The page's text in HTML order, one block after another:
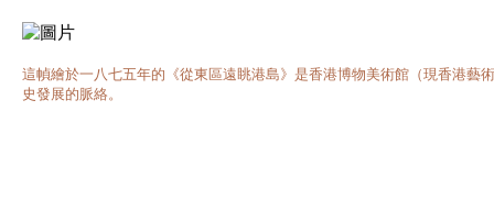
這幀繪於一八七五年的《從東區遠眺港島》是香港博物美術館（現香港
史發展的脈絡。